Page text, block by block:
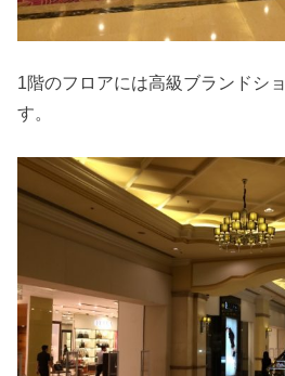
1階のフロアには高級ブランドシ
す。